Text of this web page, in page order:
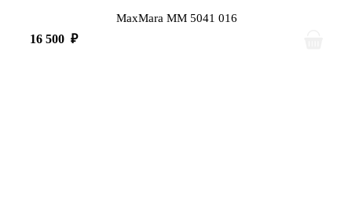
MaxMara MM 5041 016
16 500 ₽